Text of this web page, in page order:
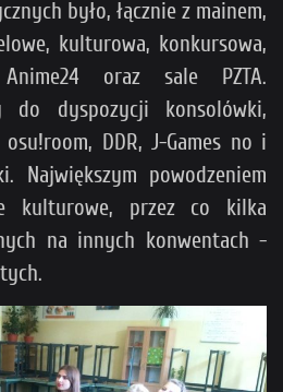
było, łącznie z mainem,
kulturowa, konkursowa,
oraz sale PZTA.
do dyspozycji konsolówki,
DDR, J-Games no i
Największym powodzeniem
kulturowe, przez co kilka
na innych konwentach -